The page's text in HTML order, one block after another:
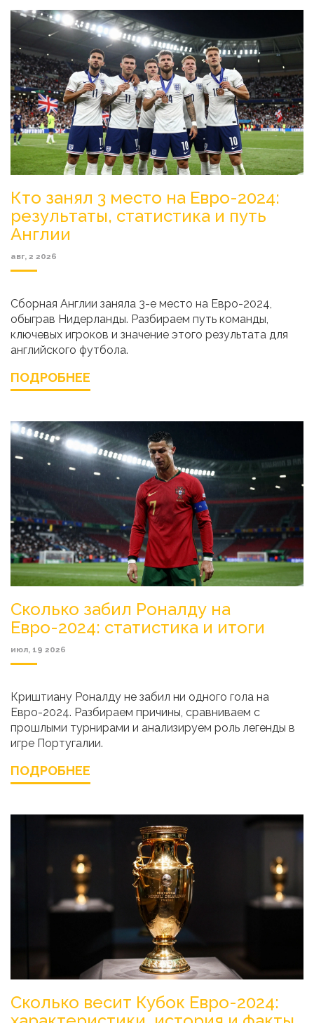
Кто занял 3 место на Евро-2024:
результаты, статистика и путь
Англии
авг, 2 2026
Сборная Англии заняла 3-е место на Евро-2024,
обыграв Нидерланды. Разбираем путь команды,
ключевых игроков и значение этого результата для
английского футбола.
ПОДРОБНЕЕ
Сколько забил Роналду на
Евро-2024: статистика и итоги
июл, 19 2026
Криштиану Роналду не забил ни одного гола на
Евро-2024. Разбираем причины, сравниваем с
прошлыми турнирами и анализируем роль легенды в
игре Португалии.
ПОДРОБНЕЕ
Сколько весит Кубок Евро-2024: